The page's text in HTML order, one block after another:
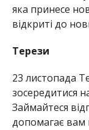
яка принесе
відкриті до
Терези
23 листопада
зосередитися
Займайтеся
допомагає вам